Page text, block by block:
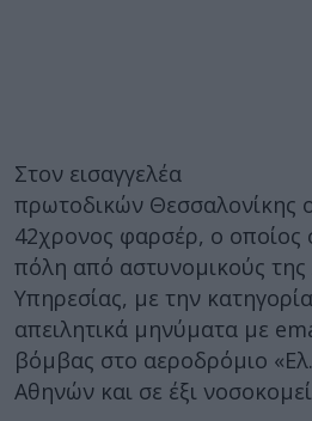
Στον εισαγγελέα
πρωτοδικών Θεσσαλονίκης
42χρονος φαρσέρ, ο
πόλη από αστυνομικούς της
Υπηρεσίας, με την κατηγορία
απειλητικά μηνύματα με
βόμβας στο αεροδρόμιο
Αθηνών και σε έξι